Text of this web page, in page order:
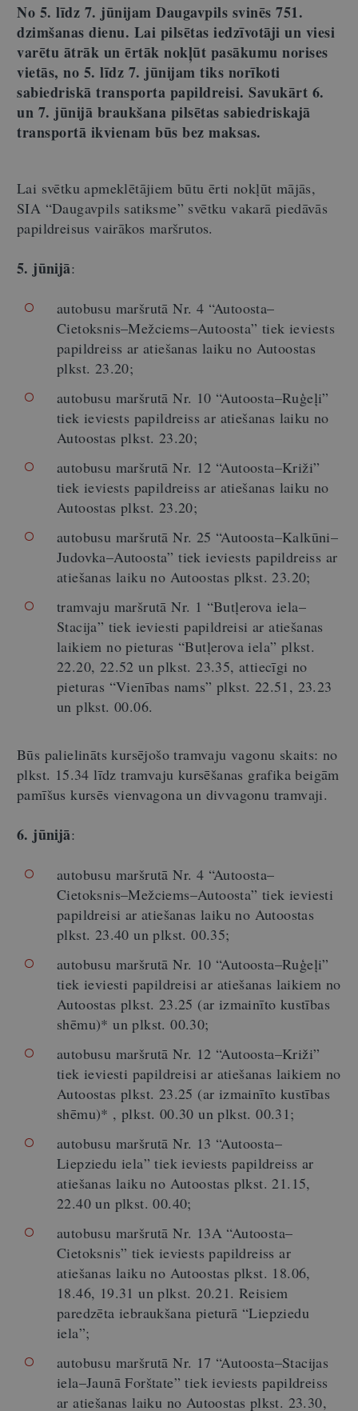
No 5. līdz 7. jūnijam Daugavpils svinēs 751.
dzimšanas dienu. Lai pilsētas iedzīvotāji un viesi
varētu ātrāk un ērtāk nokļūt pasākumu norises
vietās, no 5. līdz 7. jūnijam tiks norīkoti
sabiedriskā transporta papildreisi. Savukārt 6.
un 7. jūnijā braukšana pilsētas sabiedriskajā
transportā ikvienam būs bez maksas.
Lai svētku apmeklētājiem būtu ērti nokļūt mājās,
SIA “Daugavpils satiksme” svētku vakarā piedāvās
papildreisus vairākos maršrutos.
5. jūnijā:
autobusu maršrutā Nr. 4 “Autoosta–
Cietoksnis–Mežciems–Autoosta” tiek ieviests
papildreiss ar atiešanas laiku no Autoostas
plkst. 23.20;
autobusu maršrutā Nr. 10 “Autoosta–Ruģeļi”
tiek ieviests papildreiss ar atiešanas laiku no
Autoostas plkst. 23.20;
autobusu maršrutā Nr. 12 “Autoosta–Križi”
tiek ieviests papildreiss ar atiešanas laiku no
Autoostas plkst. 23.20;
autobusu maršrutā Nr. 25 “Autoosta–Kalkūni–
Judovka–Autoosta” tiek ieviests papildreiss ar
atiešanas laiku no Autoostas plkst. 23.20;
tramvaju maršrutā Nr. 1 “Butļerova iela–
Stacija” tiek ieviesti papildreisi ar atiešanas
laikiem no pieturas “Butļerova iela” plkst.
22.20, 22.52 un plkst. 23.35, attiecīgi no
pieturas “Vienības nams” plkst. 22.51, 23.23
un plkst. 00.06.
Būs palielināts kursējošo tramvaju vagonu skaits: no
plkst. 15.34 līdz tramvaju kursēšanas grafika beigām
pamīšus kursēs vienvagona un divvagonu tramvaji.
6. jūnijā:
autobusu maršrutā Nr. 4 “Autoosta–
Cietoksnis–Mežciems–Autoosta” tiek ieviesti
papildreisi ar atiešanas laiku no Autoostas
plkst. 23.40 un plkst. 00.35;
autobusu maršrutā Nr. 10 “Autoosta–Ruģeļi”
tiek ieviesti papildreisi ar atiešanas laikiem no
Autoostas plkst. 23.25 (ar izmainīto kustības
shēmu)* un plkst. 00.30;
autobusu maršrutā Nr. 12 “Autoosta–Križi”
tiek ieviesti papildreisi ar atiešanas laikiem no
Autoostas plkst. 23.25 (ar izmainīto kustības
shēmu)* , plkst. 00.30 un plkst. 00.31;
autobusu maršrutā Nr. 13 “Autoosta–
Liepziedu iela” tiek ieviests papildreiss ar
atiešanas laiku no Autoostas plkst. 21.15,
22.40 un plkst. 00.40;
autobusu maršrutā Nr. 13A “Autoosta–
Cietoksnis” tiek ieviests papildreiss ar
atiešanas laiku no Autoostas plkst. 18.06,
18.46, 19.31 un plkst. 20.21. Reisiem
paredzēta iebraukšana pieturā “Liepziedu
iela”;
autobusu maršrutā Nr. 17 “Autoosta–Stacijas
iela–Jaunā Forštate” tiek ieviests papildreiss
ar atiešanas laiku no Autoostas plkst. 23.30,